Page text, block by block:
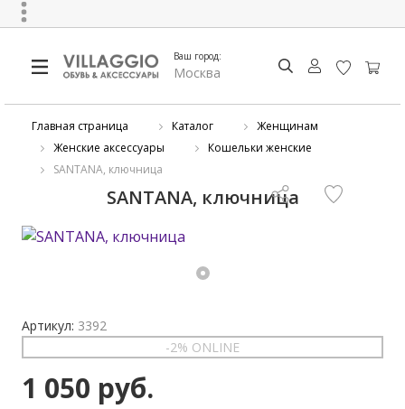
Ваш город:
Москва
Главная страница Каталог
Женщинам
Женские аксессуары
Кошельки женские
SANTANA, ключница
SANTANA, ключница
Артикул: 3392
-2% ONLINE
1 050 руб.